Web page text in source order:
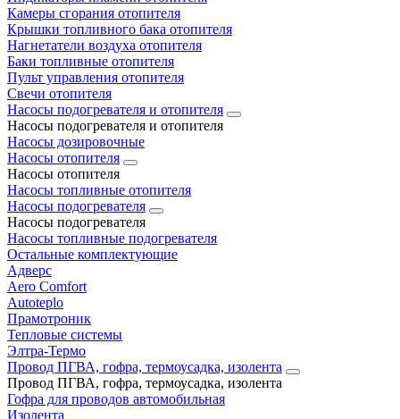
Камеры сгорания отопителя
Крышки топливного бака отопителя
Нагнетатели воздуха отопителя
Баки топливные отопителя
Пульт управления отопителя
Свечи отопителя
Насосы подогревателя и отопителя
Насосы подогревателя и отопителя
Насосы дозировочные
Насосы отопителя
Насосы отопителя
Насосы топливные отопителя
Насосы подогревателя
Насосы подогревателя
Насосы топливные подогревателя
Остальные комплектующие
Адверс
Aero Comfort
Autoteplo
Прамотроник
Тепловые системы
Элтра-Термо
Провод ПГВА, гофра, термоусадка, изолента
Провод ПГВА, гофра, термоусадка, изолента
Гофра для проводов автомобильная
Изолента